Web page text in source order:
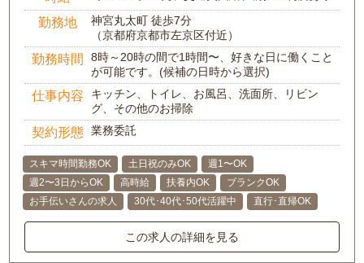
勤務地
神宮丸太町 徒歩7分
（京都府京都市左京区付近）
勤務時間
8時～20時の間で1時間〜、好きな日に働くこと
が可能です。(候補の日時から選択)
仕事内容
キッチン、トイレ、お風呂、洗面所、リビン
グ、その他のお掃除
契約形態 業務委託
スキマ時間勤務OK 土日祝のみOK
週1〜OK
週2〜3日からOK
高時給 扶養内OK
ブランクOK
お手伝いさんの求人
30代･40代･50代活躍中 直行･直帰OK
この求人の詳細を見る